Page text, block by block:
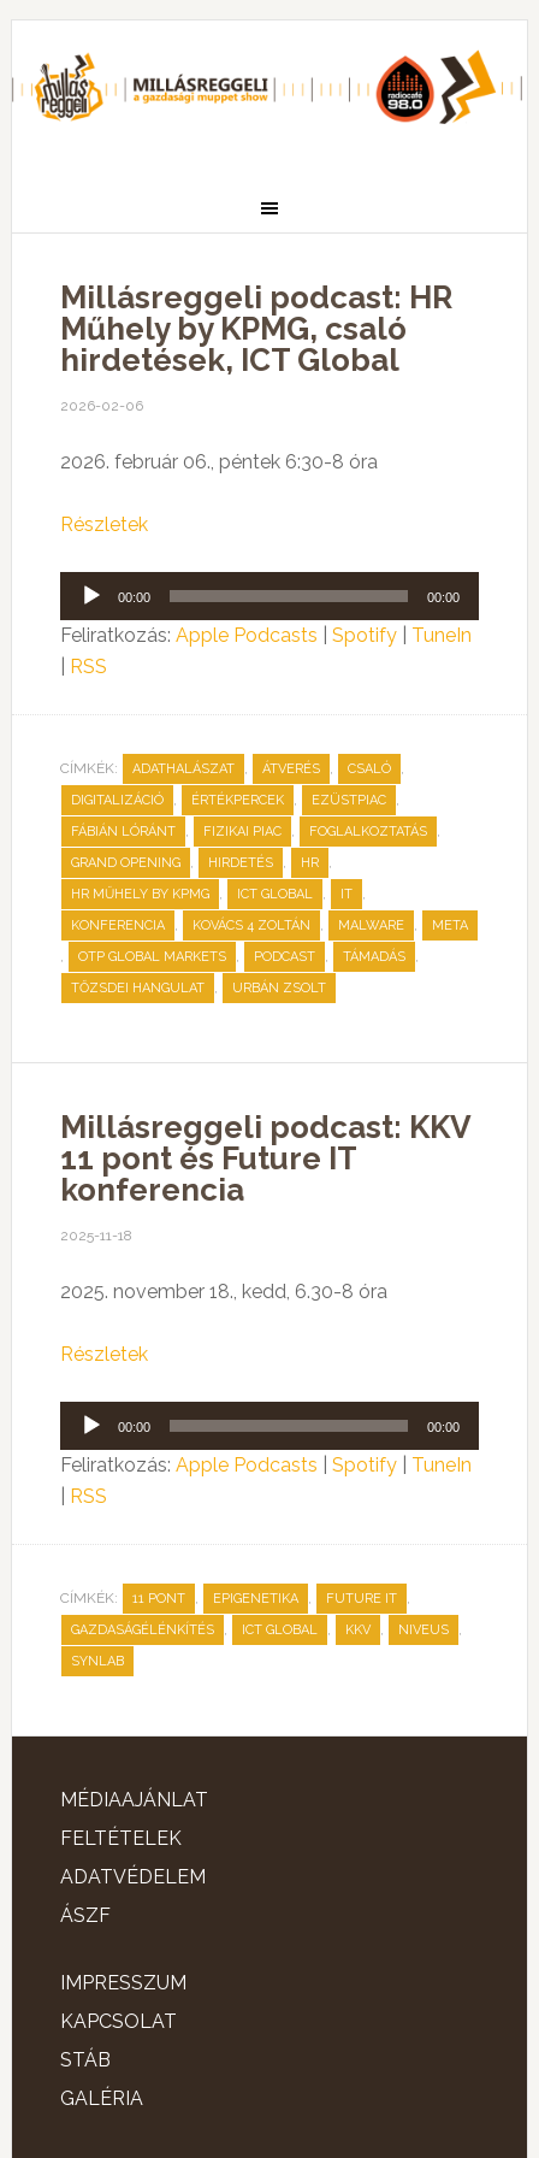
Millásreggeli podcast: HR
Műhely by KPMG, csaló
hirdetések, ICT Global
2026-02-06
2026. február 06., péntek 6:30-8 óra
Részletek
Audió
lejátszó
00:00 00:00
Feliratkozás: Apple Podcasts Spotify| TuneIn
RSS
CÍMKÉK: ADATHALÁSZAT , ÁTVERÉS , CSALÓ ,
DIGITALIZÁCIÓ , ÉRTÉKPERCEK , EZÜSTPIAC ,
FÁBIÁN LÓRÁNT , FIZIKAI PIAC , FOGLALKOZTATÁS ,
GRAND OPENING , HIRDETÉS , HR ,
HR MŰHELY BY KPMG , ICT GLOBAL , IT ,
KONFERENCIA , KOVÁCS 4 ZOLTÁN , MALWARE , META
, OTP GLOBAL MARKETS , PODCAST , TÁMADÁS ,
TŐZSDEI HANGULAT , URBÁN ZSOLT
Millásreggeli podcast: KKV
11 pont és Future IT
konferencia
2025-11-18
2025. november 18., kedd, 6.30-8 óra
Részletek
Audió
lejátszó
00:00 00:00
Feliratkozás: Apple Podcasts Spotify| TuneIn
RSS
CÍMKÉK: 11 PONT , EPIGENETIKA , FUTURE IT ,
GAZDASÁGÉLÉNKÍTÉS , ICT GLOBAL , KKV , NIVEUS ,
SYNLAB
MÉDIAAJÁNLAT
FELTÉTELEK
ADATVÉDELEM
ÁSZF
IMPRESSZUM
KAPCSOLAT
STÁB
GALÉRIA